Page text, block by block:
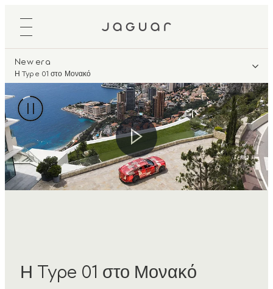
New era
Η Type 01 στο Μονακό
Η Type 01 στο Μονακό